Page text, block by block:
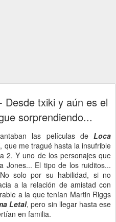
Desde txiki y aún es el
sorprendiendo...
las películas de Loca
que me tragué hasta la insufrible
2. Y uno de los personajes que
Jones... El tipo de los ruiditos...
solo por su habilidad, si no
a la relación de amistad con
a la que tenían Martin Riggs
Letal, pero sin llegar hasta ese
en familia.